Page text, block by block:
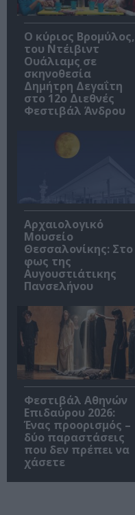
O κύριος Βρομύλος,
του Ντέιβιντ
Ουάλιαμς σε
σκηνοθεσία
Δημήτρη Δεγαΐτη
στο 12ο Διεθνές
Φεστιβάλ Άνδρου
Αρχαιολογικό
Μουσείο
Θεσσαλονίκης: Στο
φως της
Αυγουστιάτικης
Πανσελήνου
Φεστιβάλ Αθηνών
Επιδαύρου 2026:
Ένας προορισμός –
δύο παραστάσεις
που δεν πρέπει να
χάσετε